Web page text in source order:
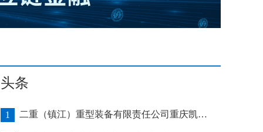
头条
1 二重（镇江）重型装备有限责任公司重庆凯瑞项目发运助力海上风电产业发展